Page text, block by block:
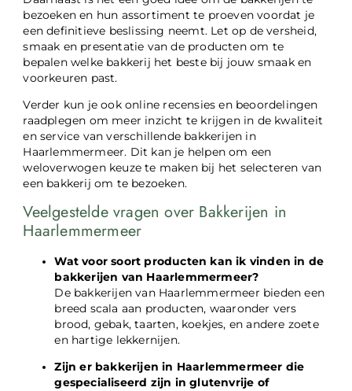
bezoeken en hun assortiment te proeven voordat je
een definitieve beslissing neemt. Let op de versheid,
smaak en presentatie van de producten om te
bepalen welke bakkerij het beste bij jouw smaak en
voorkeuren past.
Verder kun je ook online recensies en beoordelingen
raadplegen om meer inzicht te krijgen in de kwaliteit
en service van verschillende bakkerijen in
Haarlemmermeer. Dit kan je helpen om een
weloverwogen keuze te maken bij het selecteren van
een bakkerij om te bezoeken.
Veelgestelde vragen over Bakkerijen in
Haarlemmermeer
Wat voor soort producten kan ik vinden in de
bakkerijen van Haarlemmermeer?
De bakkerijen van Haarlemmermeer bieden een
breed scala aan producten, waaronder vers
brood, gebak, taarten, koekjes, en andere zoete
en hartige lekkernijen.
Zijn er bakkerijen in Haarlemmermeer die
gespecialiseerd zijn in glutenvrije of